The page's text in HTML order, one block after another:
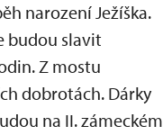
narození Ježíška.
budou slavit
Z mostu
dobrotách. Dárky
na II. zámeckém